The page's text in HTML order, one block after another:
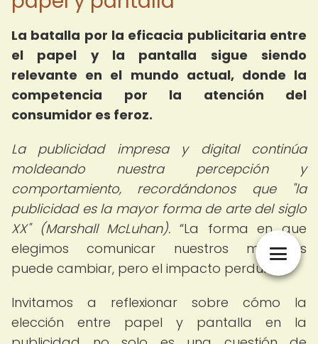
La batalla por la eficacia publicitaria entre
el papel y la pantalla sigue siendo
relevante en el mundo actual, donde la
competencia por la atención del
consumidor es feroz.
La publicidad impresa y digital continúa
moldeando nuestra percepción y
comportamiento, recordándonos que "la
publicidad es la mayor forma de arte del siglo
XX" (Marshall McLuhan).
La forma en que
elegimos comunicar nuestros mensajes
puede cambiar, pero el impacto perdura.
Invitamos a reflexionar sobre cómo la
elección entre papel y pantalla en la